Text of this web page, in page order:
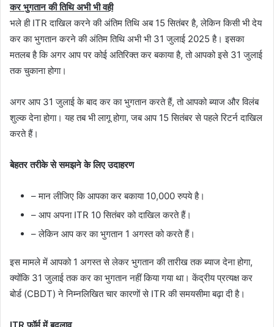
कर भुगतान की तिथि अभी भी वही
भले ही ITR दाखिल करने की अंतिम तिथि अब 15 सितंबर है, लेकिन किसी भी देय
कर का भुगतान करने की अंतिम तिथि अभी भी 31 जुलाई 2025 है। इसका
मतलब है कि अगर आप पर कोई अतिरिक्त कर बकाया है, तो आपको इसे 31 जुलाई
तक चुकाना होगा।
अगर आप 31 जुलाई के बाद कर का भुगतान करते हैं, तो आपको ब्याज और विलंब
शुल्क देना होगा। यह तब भी लागू होगा, जब आप 15 सितंबर से पहले रिटर्न दाखिल
करते हैं।
बेहतर तरीके से समझने के लिए उदाहरण
– मान लीजिए कि आपका कर बकाया 10,000 रुपये है।
– आप अपना ITR 10 सितंबर को दाखिल करते हैं।
– लेकिन आप कर का भुगतान 1 अगस्त को करते हैं।
इस मामले में आपको 1 अगस्त से लेकर भुगतान की तारीख तक ब्याज देना होगा,
क्योंकि 31 जुलाई तक कर का भुगतान नहीं किया गया था।केंद्रीय प्रत्यक्ष कर
बोर्ड (CBDT) ने निम्नलिखित चार कारणों से ITR की समयसीमा बढ़ा दी है।